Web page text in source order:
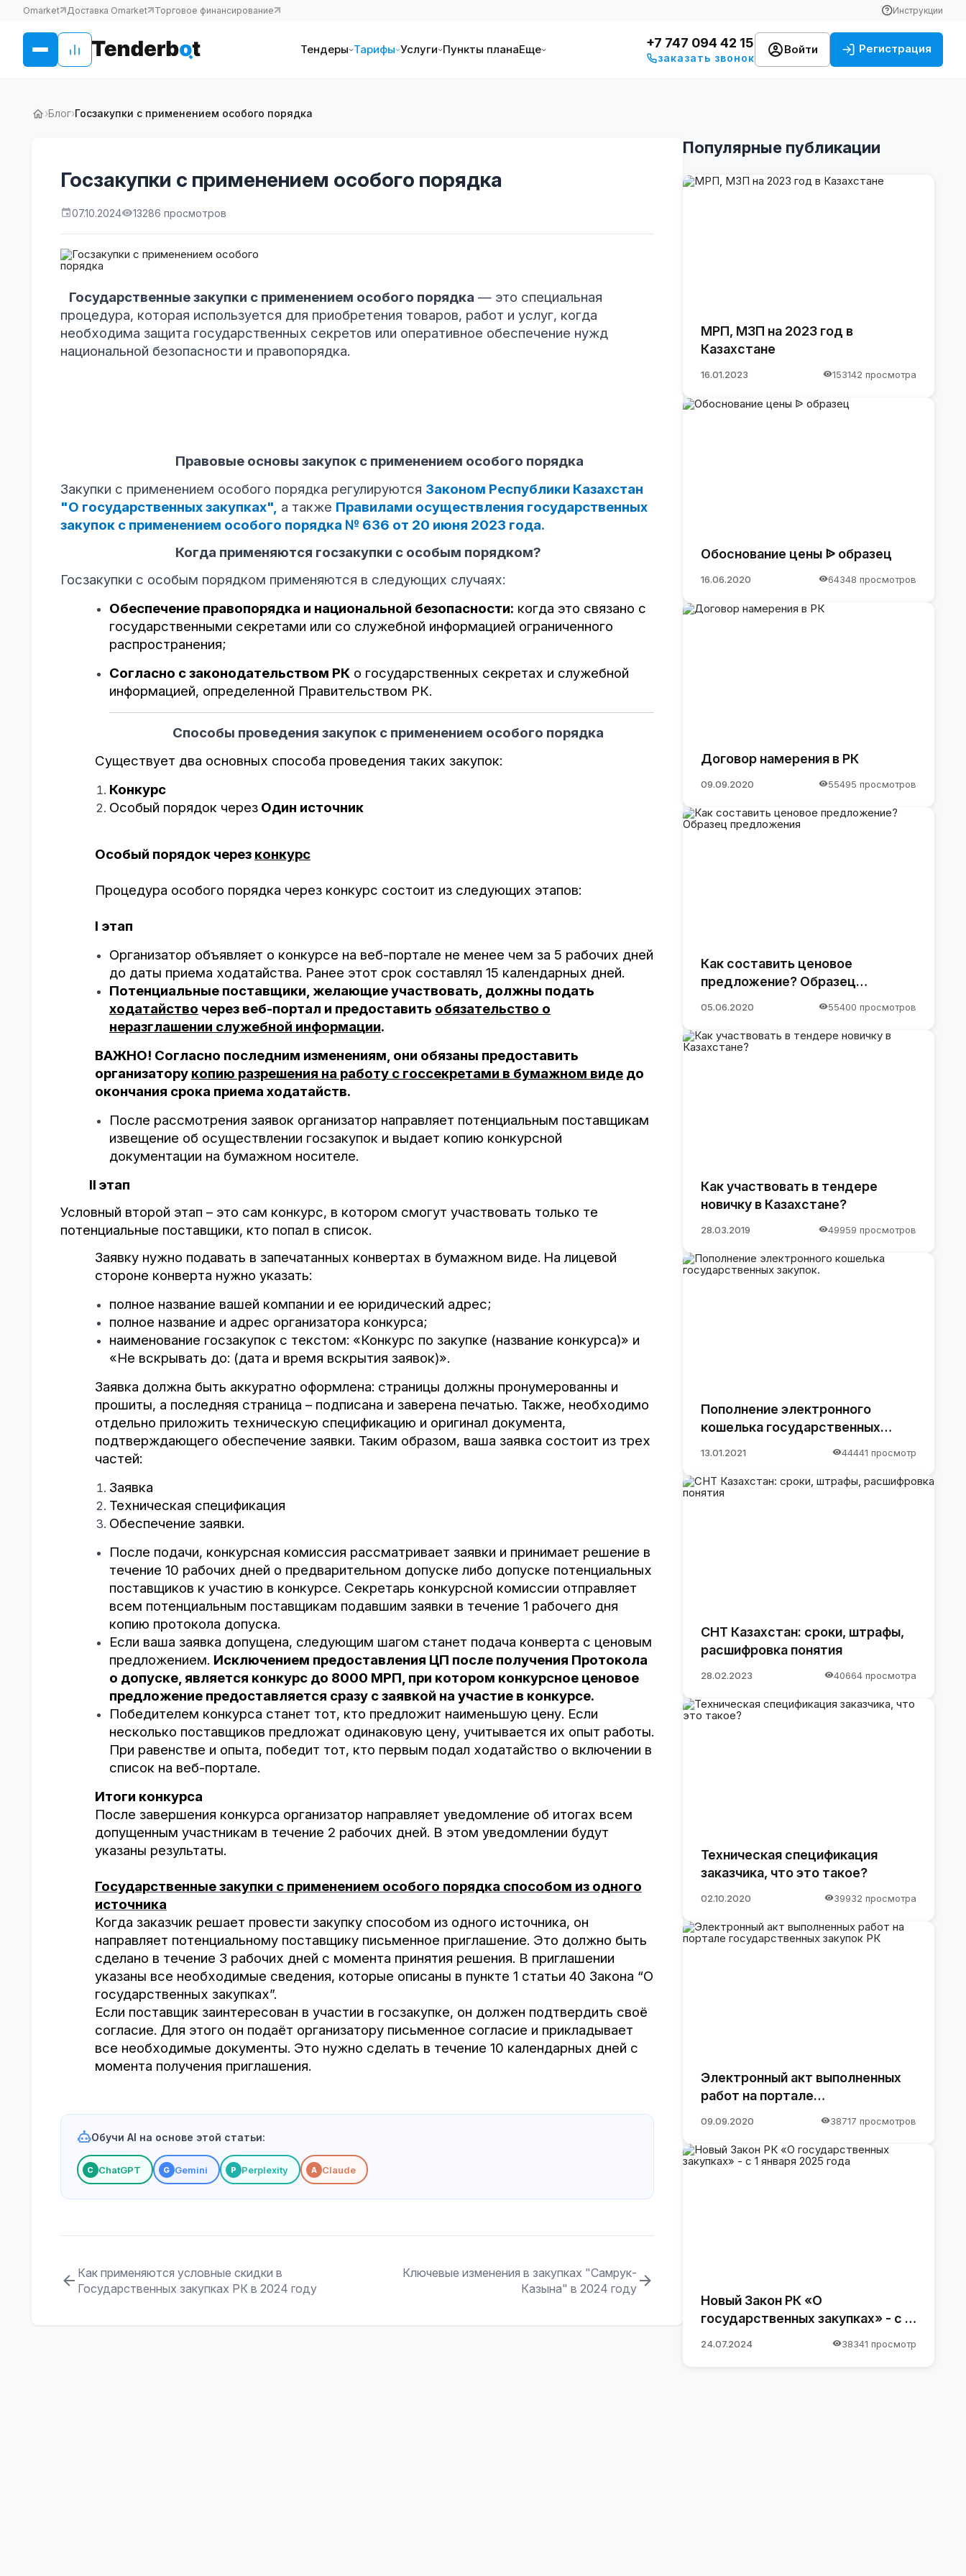
Omarket Доставка Omarket Торговое финансирование Инструкции
Тендеры Тарифы Услуги Пункты планаЕще +7 747 094 42 15
заказать звонок
Войти Регистрация
›Блог›Госзакупки с применением особого порядка
Госзакупки с применением особого порядка
07.10.2024 13286 просмотров
Государственные закупки с применением особого порядка — это специальная
процедура, которая используется для приобретения товаров, работ и услуг, когда
необходима защита государственных секретов или оперативное обеспечение нужд
национальной безопасности и правопорядка.
Правовые основы закупок с применением особого порядка
Закупки с применением особого порядка регулируются Законом Республики Казахстан
"О государственных закупках", а также Правилами осуществления государственных
закупок с применением особого порядка № 636 от 20 июня 2023 года.
Когда применяются госзакупки с особым порядком?
Госзакупки с особым порядком применяются в следующих случаях:
Обеспечение правопорядка и национальной безопасности: когда это связано с
государственными секретами или со служебной информацией ограниченного
распространения;
Согласно с законодательством РК о государственных секретах и служебной
информацией, определенной Правительством РК.
Способы проведения закупок с применением особого порядка
Существует два основных способа проведения таких закупок:
Конкурс
Особый порядок через Один источник
Особый порядок через конкурс
Процедура особого порядка через конкурс состоит из следующих этапов:
I этап
Организатор объявляет о конкурсе на веб-портале не менее чем за 5 рабочих дней
до даты приема ходатайства. Ранее этот срок составлял 15 календарных дней.
Потенциальные поставщики, желающие участвовать, должны подать
ходатайство через веб-портал и предоставить обязательство о
неразглашении служебной информации.
ВАЖНО! Согласно последним изменениям, они обязаны предоставить
организатору копию разрешения на работу с госсекретами в бумажном виде до
окончания срока приема ходатайств.
После рассмотрения заявок организатор направляет потенциальным поставщикам
извещение об осуществлении госзакупок и выдает копию конкурсной
документации на бумажном носителе.
II этап
Условный второй этап – это сам конкурс, в котором смогут участвовать только те
потенциальные поставщики, кто попал в список.
Заявку нужно подавать в запечатанных конвертах в бумажном виде. На лицевой
стороне конверта нужно указать:
полное название вашей компании и ее юридический адрес;
полное название и адрес организатора конкурса;
наименование госзакупок с текстом: «Конкурс по закупке (название конкурса)» и
«Не вскрывать до: (дата и время вскрытия заявок)».
Заявка должна быть аккуратно оформлена: страницы должны пронумерованны и
прошиты, а последняя страница – подписана и заверена печатью. Также, необходимо
отдельно приложить техническую спецификацию и оригинал документа,
подтверждающего обеспечение заявки. Таким образом, ваша заявка состоит из трех
частей:
Заявка
Техническая спецификация
Обеспечение заявки.
После подачи, конкурсная комиссия рассматривает заявки и принимает решение в
течение 10 рабочих дней о предварительном допуске либо допуске потенциальных
поставщиков к участию в конкурсе. Секретарь конкурсной комиссии отправляет
всем потенциальным поставщикам подавшим заявки в течение 1 рабочего дня
копию протокола допуска.
Если ваша заявка допущена, следующим шагом станет подача конверта с ценовым
предложением. Исключением предоставления ЦП после получения Протокола
о допуске, является конкурс до 8000 МРП, при котором конкурсное ценовое
предложение предоставляется сразу с заявкой на участие в конкурсе.
Победителем конкурса станет тот, кто предложит наименьшую цену. Если
несколько поставщиков предложат одинаковую цену, учитывается их опыт работы.
При равенстве и опыта, победит тот, кто первым подал ходатайство о включении в
список на веб-портале.
Итоги конкурса
После завершения конкурса организатор направляет уведомление об итогах всем
допущенным участникам в течение 2 рабочих дней. В этом уведомлении будут
указаны результаты.
Государственные закупки с применением особого порядка способом из одного
источника
Когда заказчик решает провести закупку способом из одного источника, он
направляет потенциальному поставщику письменное приглашение. Это должно быть
сделано в течение 3 рабочих дней с момента принятия решения. В приглашении
указаны все необходимые сведения, которые описаны в пункте 1 статьи 40 Закона “О
государственных закупках”.
Если поставщик заинтересован в участии в госзакупке, он должен подтвердить своё
согласие. Для этого он подаёт организатору письменное согласие и прикладывает
все необходимые документы. Это нужно сделать в течение 10 календарных дней с
момента получения приглашения.
Обучи AI на основе этой статьи:
С ChatGPT G Gemini P Perplexity A Claude
Как применяются условные скидки в
Государственных закупках РК в 2024 году
Ключевые изменения в закупках "Самрук-
Казына" в 2024 году
Популярные публикации
МРП, МЗП на 2023 год в
Казахстане
16.01.2023 153142 просмотра
Обоснование цены ᐉ образец
16.06.2020 64348 просмотров
Договор намерения в РК
09.09.2020 55495 просмотров
Как составить ценовое
предложение? Образец
05.06.2020 55400 просмотров
Как участвовать в тендере
новичку в Казахстане?
28.03.2019 49959 просмотров
Пополнение электронного
кошелька государственных
13.01.2021 44441 просмотр
СНТ Казахстан: сроки, штрафы,
расшифровка понятия
28.02.2023 40664 просмотра
Техническая спецификация
заказчика, что это такое?
02.10.2020 39932 просмотра
Электронный акт выполненных
работ на портале
09.09.2020 38717 просмотров
Новый Закон РК «О
государственных закупках» - с 1
24.07.2024 38341 просмотр